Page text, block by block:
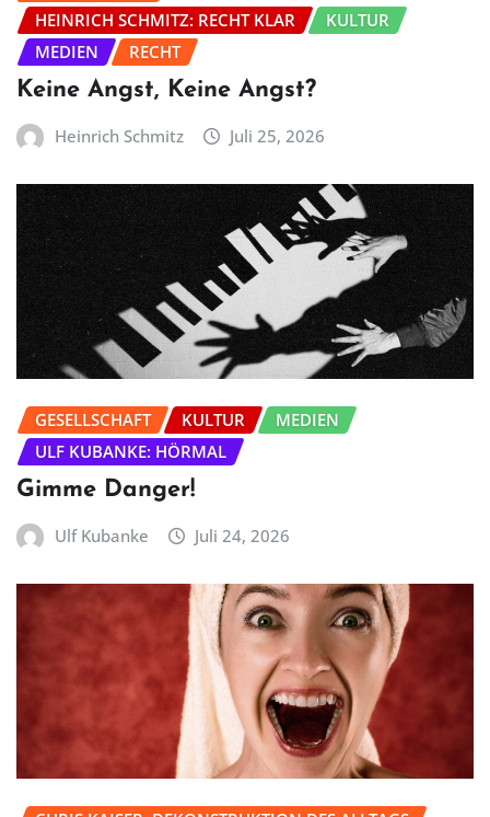
HEINRICH SCHMITZ: RECHT KLAR
KULTUR
MEDIEN
RECHT
Keine Angst, Keine Angst?
Heinrich Schmitz Juli 25, 2026
GESELLSCHAFT KULTUR
MEDIEN
ULF KUBANKE: HÖRMAL
Gimme Danger!
Ulf Kubanke Juli 24, 2026